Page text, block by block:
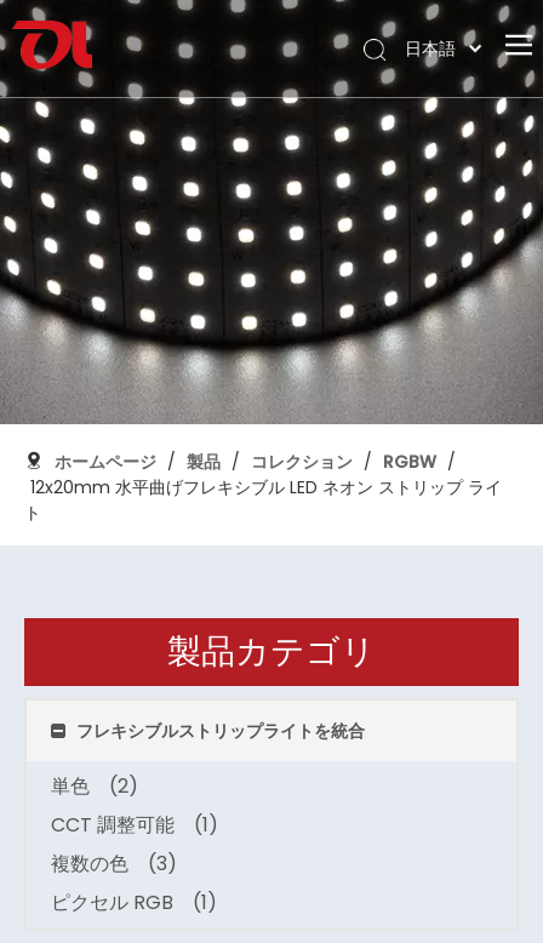
ホームページ
私たちに関しては
製品
応用
サポート
ダウンロード
ブログ
コンタクト
日本語
العربية
Français
Pусский
Español
Português
Deutsch
Italiano
한국어
Nederlands
ホームページ / 製品 / コレクション / RGBW /
12x20mm 水平曲げフレキシブル LED ネオン ストリップ ライ
ト
製品カテゴリ
フレキシブルストリップライトを統合
単色
(2)
CCT 調整可能
(1)
複数の色
(3)
ピクセル RGB
(1)